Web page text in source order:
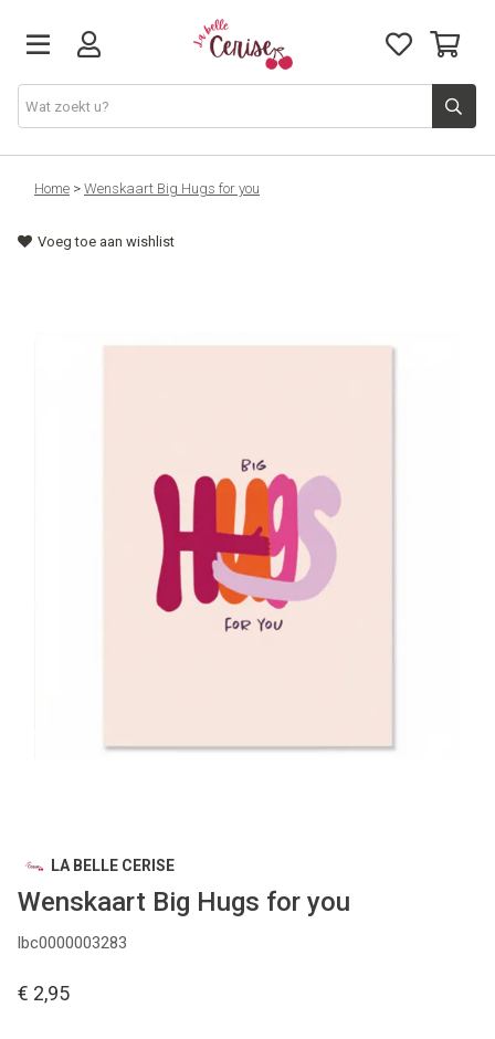
Just arrived
Juwelen & Accessoires
Home > Wenskaart Big Hugs for you
Voeg toe aan wishlist
LA BELLE CERISE
Wenskaart Big Hugs for you
lbc0000003283
€ 2,95